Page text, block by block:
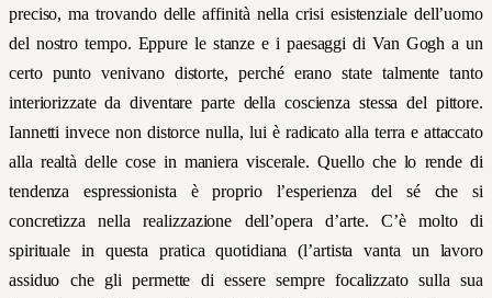
preciso, ma trovando delle affinità nella crisi esistenziale dell’uomo
del nostro tempo. Eppure le stanze e i paesaggi di Van Gogh a un
certo punto venivano distorte, perché erano state talmente tanto
interiorizzate da diventare parte della coscienza stessa del pittore.
Iannetti invece non distorce nulla, lui è radicato alla terra e attaccato
alla realtà delle cose in maniera viscerale. Quello che lo rende di
tendenza espressionista è proprio l’esperienza del sé che si
concretizza nella realizzazione dell’opera d’arte. C’è molto di
spirituale in questa pratica quotidiana (l’artista vanta un lavoro
assiduo che gli permette di essere sempre focalizzato sulla sua